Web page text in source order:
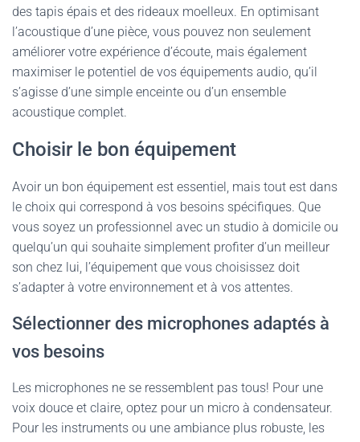
des tapis épais et des rideaux moelleux. En optimisant
l’acoustique d’une pièce, vous pouvez non seulement
améliorer votre expérience d’écoute, mais également
maximiser le potentiel de vos équipements audio, qu’il
s’agisse d’une simple enceinte ou d’un ensemble
acoustique complet.
Choisir le bon équipement
Avoir un bon équipement est essentiel, mais tout est dans
le choix qui correspond à vos besoins spécifiques. Que
vous soyez un professionnel avec un studio à domicile ou
quelqu’un qui souhaite simplement profiter d’un meilleur
son chez lui, l’équipement que vous choisissez doit
s’adapter à votre environnement et à vos attentes.
Sélectionner des microphones adaptés à
vos besoins
Les microphones ne se ressemblent pas tous! Pour une
voix douce et claire, optez pour un micro à condensateur.
Pour les instruments ou une ambiance plus robuste, les